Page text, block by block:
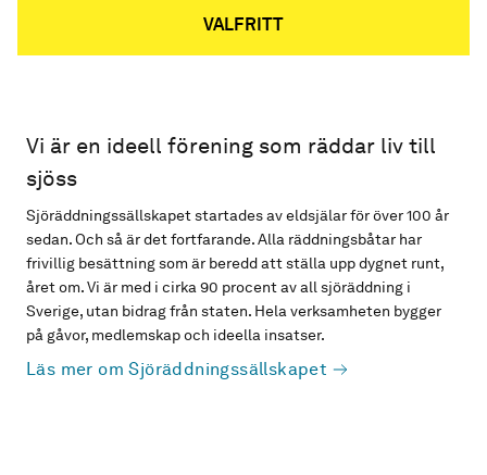
VALFRITT
Vi är en ideell förening som räddar liv till
sjöss
Sjöräddningssällskapet startades av eldsjälar för över 100 år
sedan. Och så är det fortfarande. Alla räddningsbåtar har
frivillig besättning som är beredd att ställa upp dygnet runt,
året om. Vi är med i cirka 90 procent av all sjöräddning i
Sverige, utan bidrag från staten. Hela verksamheten bygger
på gåvor, medlemskap och ideella insatser.
Läs mer om Sjöräddningssällskapet